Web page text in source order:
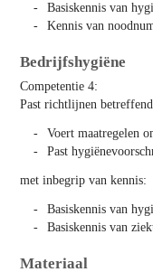
Basiskennis van
Kennis van
Bedrijfshygiëne
Competentie 4:
Past richtlijnen
Voert maatregelen
Past
met inbegrip van kennis:
Basiskennis van
Basiskennis van
Materiaal